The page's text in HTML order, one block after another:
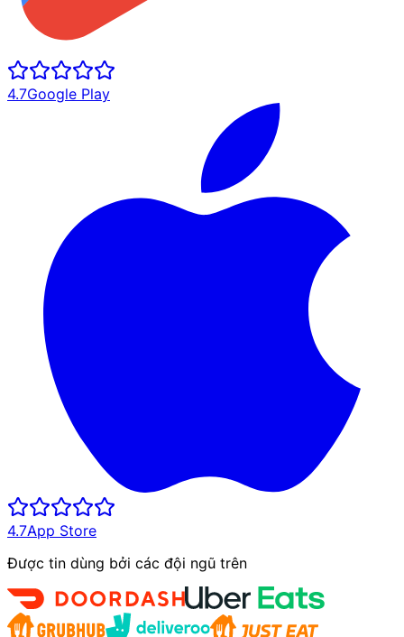
4.7Google Play
4.7App Store
Được tin dùng bởi các đội ngũ trên